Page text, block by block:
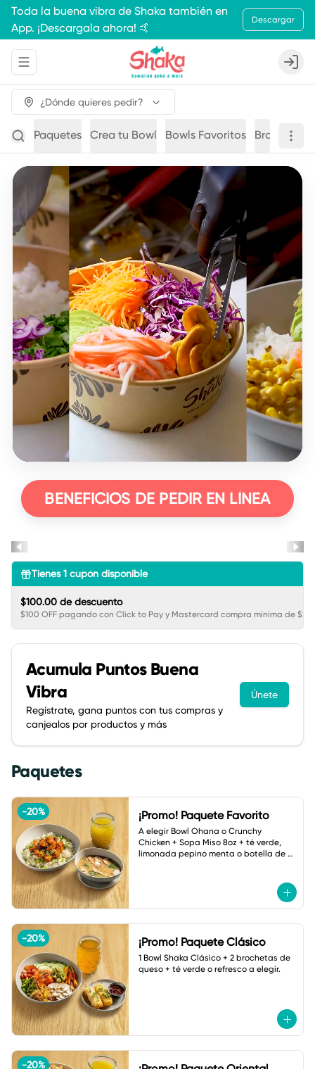
Toda la buena vibra de Shaka también en
App. ¡Descargala ahora! 🤙
Descargar
Abrir menu de navegación Login
¿Dónde quieres pedir?
Paquetes Crea tu Bowl Bowls Favoritos Brochetas
BENEFICIOS DE PEDIR EN LÍNEA
Tienes1 cupón disponible
$100.00 de descuento
$100 OFF pagando con Click to Pay y Mastercard compra mínima de
Acumula Puntos Buena
Vibra
Regístrate, gana puntos con tus compras y
canjealos por productos y más
Únete
Paquetes
-20% ¡Promo! Paquete Favorito
A elegir Bowl Ohana o Crunchy
Chicken + Sopa Miso 8oz + té verde,
limonada pepino menta o botella de
-20% ¡Promo! Paquete Clásico
1 Bowl Shaka Clásico + 2 brochetas de
queso + té verde o refresco a elegir.
-20%